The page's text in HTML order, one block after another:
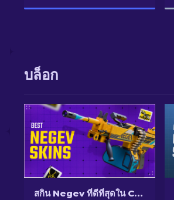
บล็อก
สกิน Negev ที่ดีที่สุดใน CS2 ในทุกงบประมาณ [2026]